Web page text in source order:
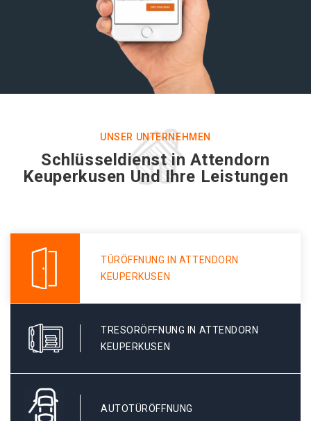
UNSER UNTERNEHMEN
Schlüsseldienst in Attendorn
Keuperkusen Und Ihre Leistungen
TÜRÖFFNUNG IN ATTENDORN
KEUPERKUSEN
TRESORÖFFNUNG IN ATTENDORN
KEUPERKUSEN
AUTOTÜRÖFFNUNG